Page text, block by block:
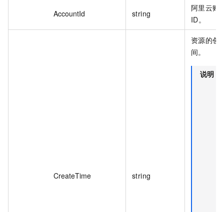
AccountId string
阿里云账
ID。
CreateTime string
资源的创
间。
说明